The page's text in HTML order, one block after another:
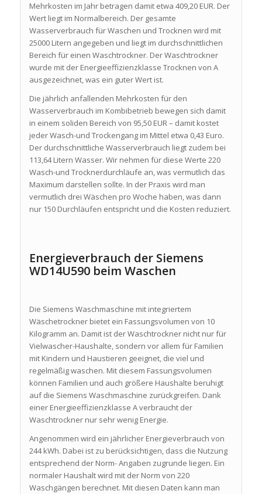
Mehrkosten im Jahr betragen damit etwa 409,20 EUR. Der
Wert liegt im Normalbereich. Der gesamte
Wasserverbrauch für Waschen und Trocknen wird mit
25000 Litern angegeben und liegt im durchschnittlichen
Bereich für einen Waschtrockner. Der Waschtrockner
wurde mit der Energieeffizienzklasse Trocknen von A
ausgezeichnet, was ein guter Wert ist.
Die jährlich anfallenden Mehrkosten für den
Wasserverbrauch im Kombibetrieb bewegen sich damit
in einem soliden Bereich von 95,50 EUR – damit kostet
jeder Wasch-und Trockengang im Mittel etwa 0,43 Euro.
Der durchschnittliche Wasserverbrauch liegt zudem bei
113,64 Litern Wasser. Wir nehmen für diese Werte 220
Wasch-und Trocknerdurchläufe an, was vermutlich das
Maximum darstellen sollte. In der Praxis wird man
vermutlich drei Wäschen pro Woche haben, was dann
nur 150 Durchläufen entspricht und die Kosten reduziert.
Energieverbrauch der Siemens
WD14U590 beim Waschen
Die Siemens Waschmaschine mit integriertem
Wäschetrockner bietet ein Fassungsvolumen von 10
Kilogramm an. Damit ist der Waschtrockner nicht nur für
Vielwascher-Haushalte, sondern vor allem für Familien
mit Kindern und Haustieren geeignet, die viel und
regelmäßig waschen. Mit diesem Fassungsvolumen
können Familien und auch größere Haushalte beruhigt
auf die Siemens Waschmaschine zurückgreifen. Dank
einer Energieeffizienzklasse A verbraucht der
Waschtrockner nur sehr wenig Energie.
Angenommen wird ein jährlicher Energieverbrauch von
244 kWh. Dabei ist zu berücksichtigen, dass die Nutzung
entsprechend der Norm- Angaben zugrunde liegen. Ein
normaler Haushalt wird mit der Norm von 220
Waschgängen berechnet. Mit diesen Daten kann man